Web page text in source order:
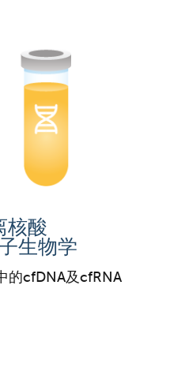
核酸
生物学
的cfDNA及cfRNA